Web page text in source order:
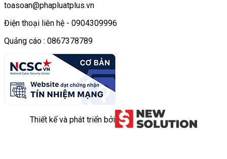
toasoan@phapluatplus.vn
Điện thoại liên hệ - 0904309996
Quảng cáo : 0867378789
Thiết kế và phát triển bởi